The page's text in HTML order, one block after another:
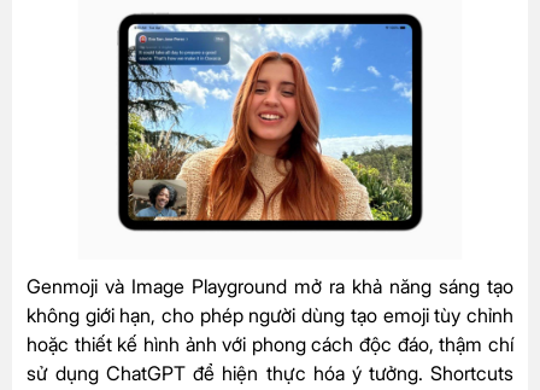
Genmoji và Image Playground mở ra khả năng sáng tạo
không giới hạn, cho phép người dùng tạo emoji tùy chỉnh
hoặc thiết kế hình ảnh với phong cách độc đáo, thậm chí
sử dụng ChatGPT để hiện thực hóa ý tưởng. Shortcuts